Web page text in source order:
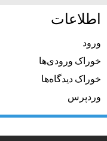
اطلاعات
ورود
خوراک ورودی‌ها
خوراک دیدگاه‌ها
وردپرس